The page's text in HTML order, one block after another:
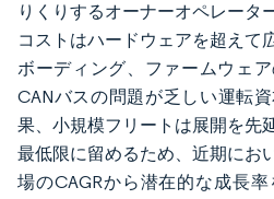
りくりするオーナーオペレータ
コストはハードウェアを超えて
ボーディング、ファームウェ
CANバスの問題が乏しい運転
果、小規模フリートは展開を先
最低限に留めるため、近期にお
場のCAGRから潜在的な成長